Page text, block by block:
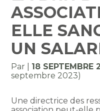
ELLE
UN
Par 18 SEPTEMBRE
septembre 2023)
Une directrice des